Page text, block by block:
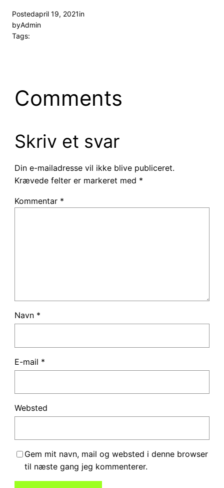
Postedapril 19, 2021in
byAdmin
Tags:
Comments
Skriv et svar
Din e-mailadresse vil ikke blive publiceret.
Krævede felter er markeret med *
Kommentar *
Navn *
E-mail *
Websted
Gem mit navn, mail og websted i denne browser
til næste gang jeg kommenterer.